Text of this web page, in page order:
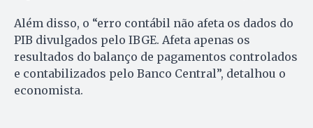
Além disso, o “erro contábil não afeta os dados do
PIB divulgados pelo IBGE. Afeta apenas os
resultados do balanço de pagamentos controlados
e contabilizados pelo Banco Central”, detalhou o
economista.